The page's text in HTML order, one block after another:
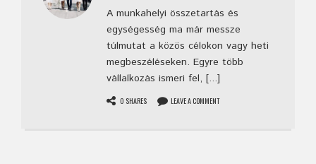
A munkahelyi összetartás és
egységesség ma már messze
túlmutat a közös célokon vagy heti
megbeszéléseken. Egyre több
vállalkozás ismeri fel, [...]
0 SHARES LEAVE A COMMENT